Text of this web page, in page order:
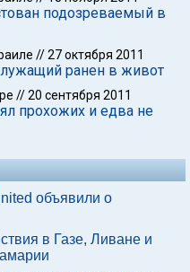
подозреваемый в
//27 октября 2011
ранен в живот
//20 сентября 2011
прохожих и едва не
объявили о
в Газе, Ливане и